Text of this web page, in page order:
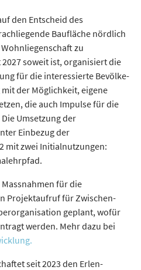
den Entscheid des
Baufläche nördlich
zu
soweit ist, organisiert die
für die interessierte Be­völ­ke­
der Möglichkeit, eigene
die auch Impulse für die
Umsetzung der
Einbezug der
mit zwei Initialnutzungen:
für die
Projektaufruf für Zwi­schen­
geplant, wofür
werden. Mehr dazu bei
seit 2023 den Er­len­